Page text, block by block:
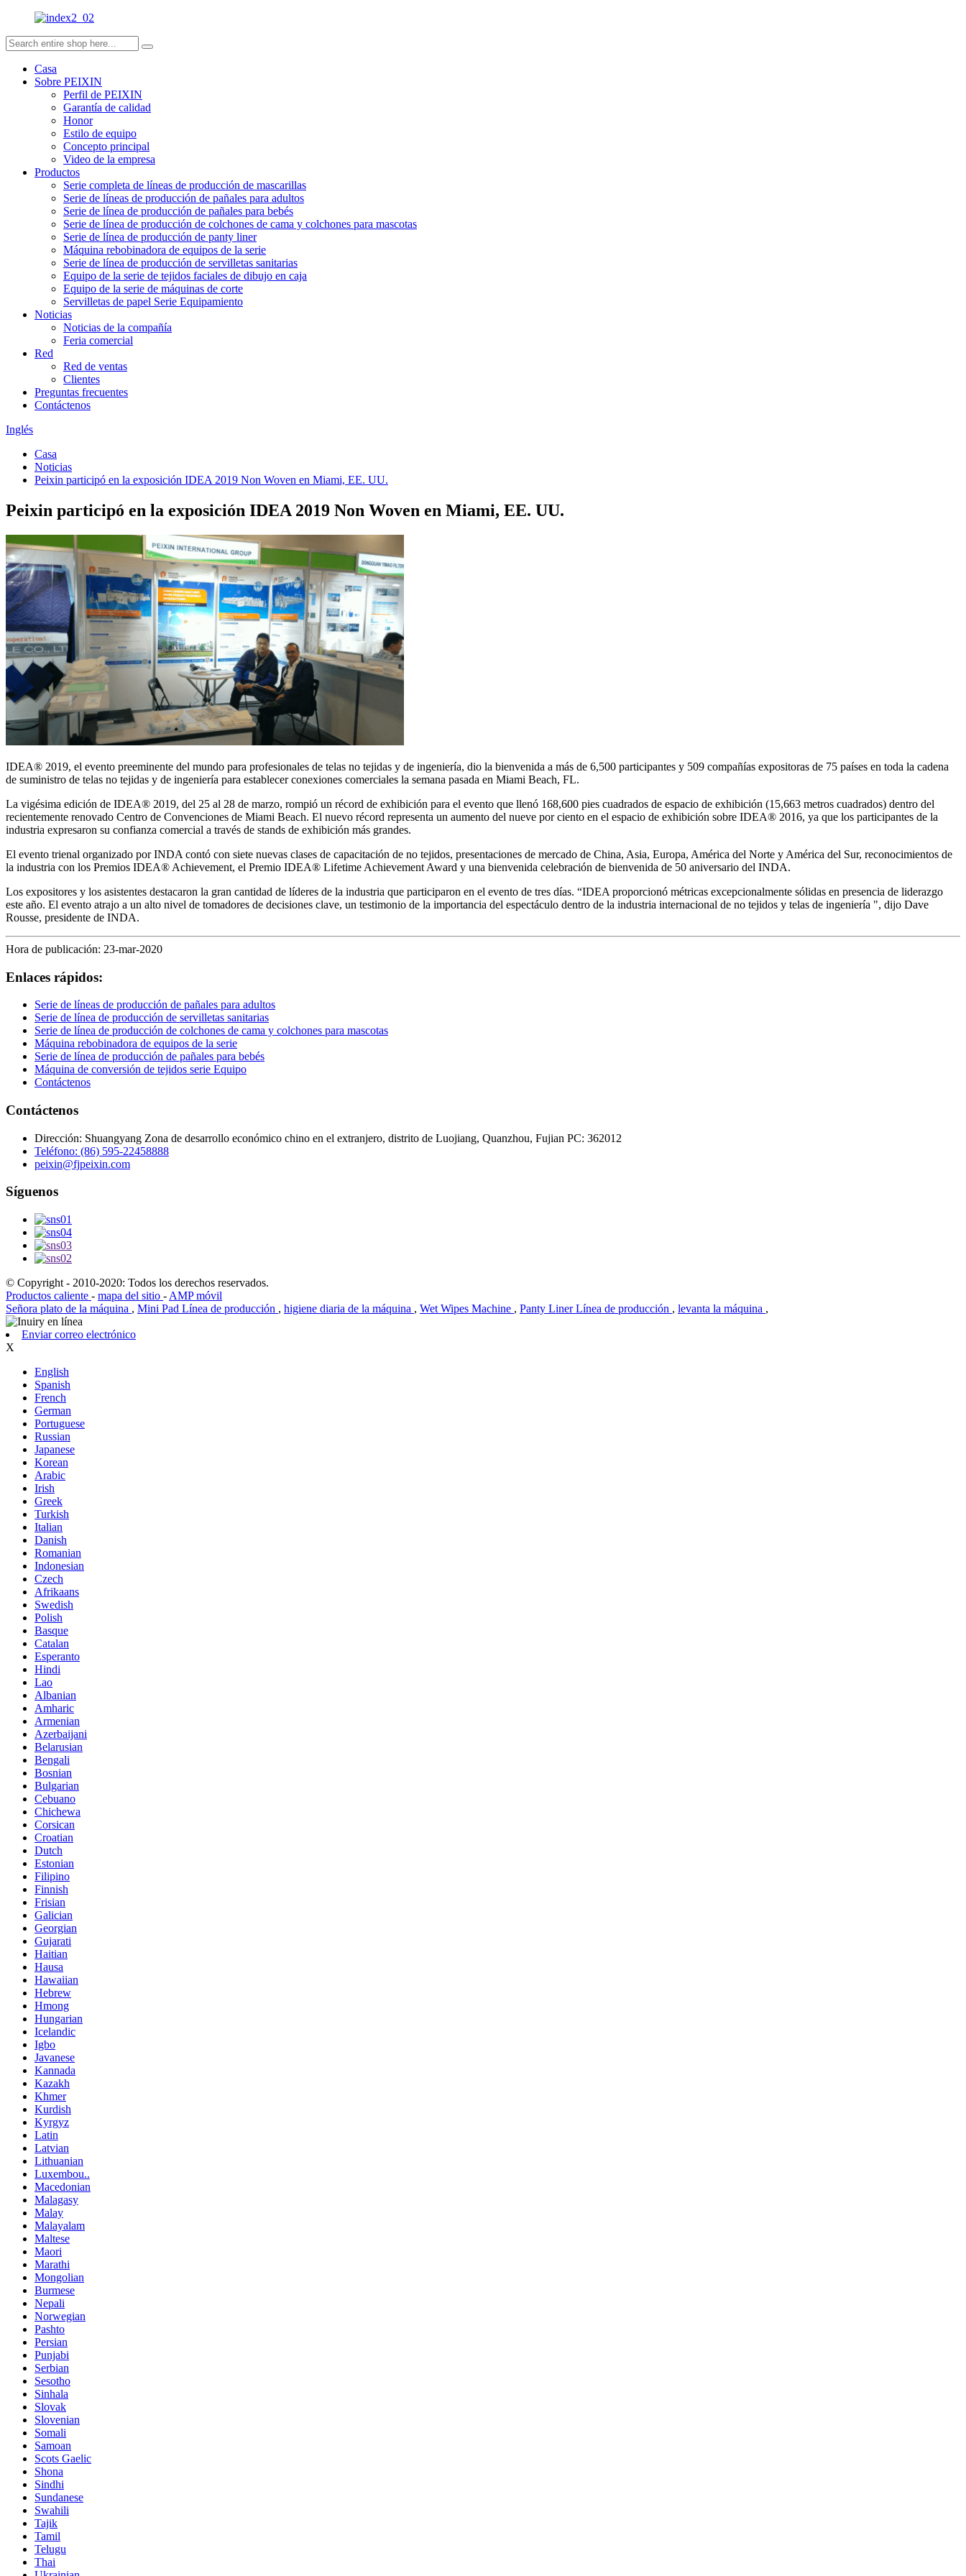
Casa
Sobre PEIXIN
Perfil de PEIXIN
Garantía de calidad
Honor
Estilo de equipo
Concepto principal
Video de la empresa
Productos
Serie completa de líneas de producción de mascarillas
Serie de líneas de producción de pañales para adultos
Serie de línea de producción de pañales para bebés
Serie de línea de producción de colchones de cama y colchones para mascotas
Serie de línea de producción de panty liner
Máquina rebobinadora de equipos de la serie
Serie de línea de producción de servilletas sanitarias
Equipo de la serie de tejidos faciales de dibujo en caja
Equipo de la serie de máquinas de corte
Servilletas de papel Serie Equipamiento
Noticias
Noticias de la compañía
Feria comercial
Red
Red de ventas
Clientes
Preguntas frecuentes
Contáctenos
Inglés
Casa
Noticias
Peixin participó en la exposición IDEA 2019 Non Woven en Miami, EE. UU.
Peixin participó en la exposición IDEA 2019 Non Woven en Miami, EE. UU.
IDEA® 2019, el evento preeminente del mundo para profesionales de telas no tejidas y de ingeniería, dio la bienvenida a más de 6,500 participantes y 509 compañías expositoras de 75 países en toda la cadena
de suministro de telas no tejidas y de ingeniería para establecer conexiones comerciales la semana pasada en Miami Beach, FL.
La vigésima edición de IDEA® 2019, del 25 al 28 de marzo, rompió un récord de exhibición para el evento que llenó 168,600 pies cuadrados de espacio de exhibición (15,663 metros cuadrados) dentro del
recientemente renovado Centro de Convenciones de Miami Beach. El nuevo récord representa un aumento del nueve por ciento en el espacio de exhibición sobre IDEA® 2016, ya que los participantes de la
industria expresaron su confianza comercial a través de stands de exhibición más grandes.
El evento trienal organizado por INDA contó con siete nuevas clases de capacitación de no tejidos, presentaciones de mercado de China, Asia, Europa, América del Norte y América del Sur, reconocimientos de
la industria con los Premios IDEA® Achievement, el Premio IDEA® Lifetime Achievement Award y una bienvenida celebración de bienvenida de 50 aniversario del INDA.
Los expositores y los asistentes destacaron la gran cantidad de líderes de la industria que participaron en el evento de tres días. “IDEA proporcionó métricas excepcionalmente sólidas en presencia de liderazgo
este año. El evento atrajo a un alto nivel de tomadores de decisiones clave, un testimonio de la importancia del espectáculo dentro de la industria internacional de no tejidos y telas de ingeniería ", dijo Dave
Rousse, presidente de INDA.
Hora de publicación: 23-mar-2020
Enlaces rápidos:
Serie de líneas de producción de pañales para adultos
Serie de línea de producción de servilletas sanitarias
Serie de línea de producción de colchones de cama y colchones para mascotas
Máquina rebobinadora de equipos de la serie
Serie de línea de producción de pañales para bebés
Máquina de conversión de tejidos serie Equipo
Contáctenos
Contáctenos
Dirección: Shuangyang Zona de desarrollo económico chino en el extranjero, distrito de Luojiang, Quanzhou, Fujian PC: 362012
Teléfono: (86) 595-22458888
peixin@fjpeixin.com
Síguenos
© Copyright - 2010-2020: Todos los derechos reservados.
Productos caliente - mapa del sitio - AMP móvil
Señora plato de la máquina , Mini Pad Línea de producción , higiene diaria de la máquina , Wet Wipes Machine , Panty Liner Línea de producción , levanta la máquina ,
Enviar correo electrónico
X
English
Spanish
French
German
Portuguese
Russian
Japanese
Korean
Arabic
Irish
Greek
Turkish
Italian
Danish
Romanian
Indonesian
Czech
Afrikaans
Swedish
Polish
Basque
Catalan
Esperanto
Hindi
Lao
Albanian
Amharic
Armenian
Azerbaijani
Belarusian
Bengali
Bosnian
Bulgarian
Cebuano
Chichewa
Corsican
Croatian
Dutch
Estonian
Filipino
Finnish
Frisian
Galician
Georgian
Gujarati
Haitian
Hausa
Hawaiian
Hebrew
Hmong
Hungarian
Icelandic
Igbo
Javanese
Kannada
Kazakh
Khmer
Kurdish
Kyrgyz
Latin
Latvian
Lithuanian
Luxembou..
Macedonian
Malagasy
Malay
Malayalam
Maltese
Maori
Marathi
Mongolian
Burmese
Nepali
Norwegian
Pashto
Persian
Punjabi
Serbian
Sesotho
Sinhala
Slovak
Slovenian
Somali
Samoan
Scots Gaelic
Shona
Sindhi
Sundanese
Swahili
Tajik
Tamil
Telugu
Thai